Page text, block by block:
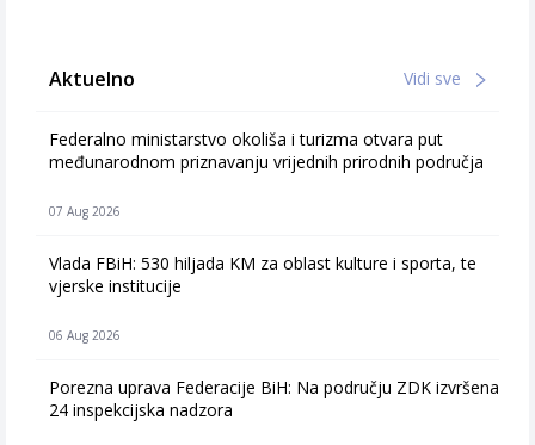
Aktuelno Vidi sve
Federalno ministarstvo okoliša i turizma otvara put
međunarodnom priznavanju vrijednih prirodnih područja
07 Aug 2026
Vlada FBiH: 530 hiljada KM za oblast kulture i sporta, te
vjerske institucije
06 Aug 2026
Porezna uprava Federacije BiH: Na području ZDK izvršena
24 inspekcijska nadzora